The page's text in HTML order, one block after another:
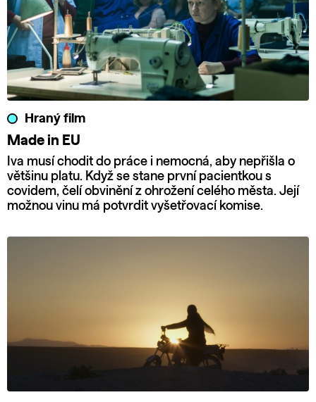
Hraný film
Made in EU
Iva musí chodit do práce i nemocná, aby nepřišla o
většinu platu. Když se stane první pacientkou s
covidem, čelí obvinění z ohrožení celého města. Její
možnou vinu má potvrdit vyšetřovací komise.